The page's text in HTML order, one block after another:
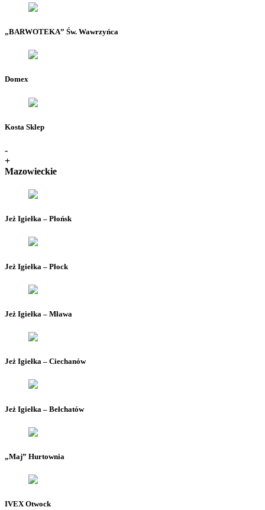
„BARWOTEKA” Św. Wawrzyńca
Domex
Kosta Sklep
-
+
Mazowieckie
Jeż Igiełka – Płońsk
Jeż Igiełka – Płock
Jeż Igiełka – Mława
Jeż Igiełka – Ciechanów
Jeż Igiełka – Bełchatów
„Maj” Hurtownia
IVEX Otwock